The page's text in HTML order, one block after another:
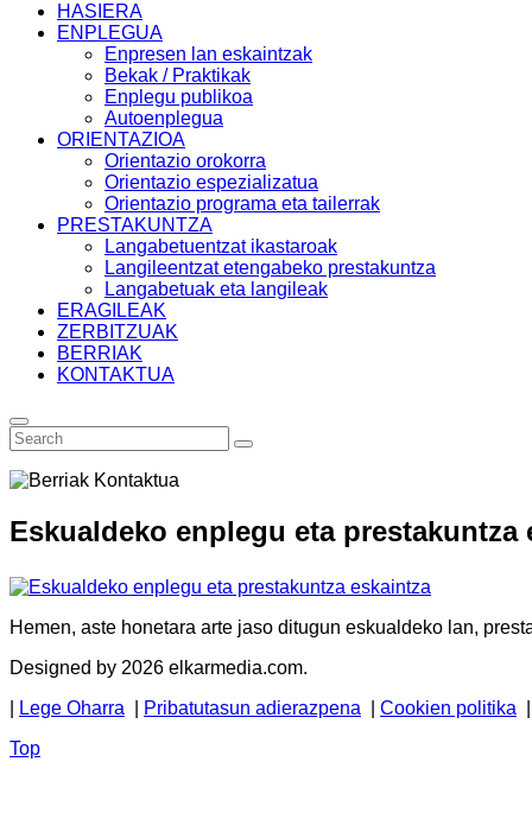
HASIERA
ENPLEGUA
Enpresen lan eskaintzak
Bekak / Praktikak
Enplegu publikoa
Autoenplegua
ORIENTAZIOA
Orientazio orokorra
Orientazio espezializatua
Orientazio programa eta tailerrak
PRESTAKUNTZA
Langabetuentzat ikastaroak
Langileentzat etengabeko prestakuntza
Langabetuak eta langileak
ERAGILEAK
ZERBITZUAK
BERRIAK
KONTAKTUA
Eskualdeko enplegu eta prestakuntza
Hemen, aste honetara arte jaso ditugun eskualdeko lan,
Designed by 2026 elkarmedia.com.
Lege Oharra Pribatutasun adierazpena Cookien politika
Top